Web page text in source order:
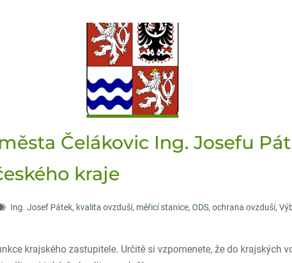
Čelákovic Ing. Josefu
kraje
Ing. Josef Pátek, kvalita ovzduší, měřicí stanice, ODS, ochrana ovzduší,
krajského zastupitele. Určitě si vzpomenete, že do krajských